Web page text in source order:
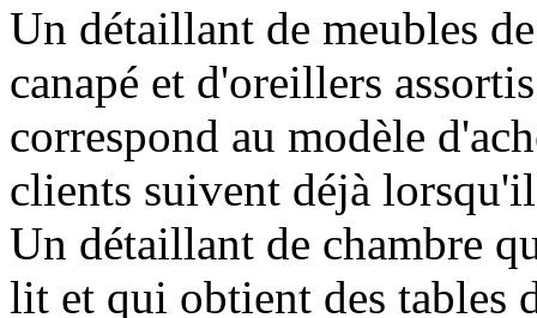
Un détaillant de meubles
canapé et d'oreillers
correspond au modèle
clients suivent déjà
Un détaillant de chambre
lit et qui obtient des tables